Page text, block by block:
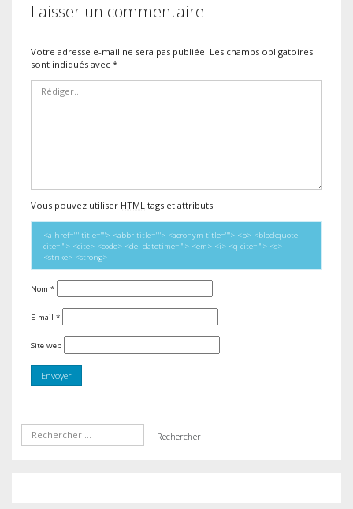
Laisser un commentaire
Votre adresse e-mail ne sera pas publiée. Les champs obligatoires
sont indiqués avec *
Vous pouvez utiliser HTML tags et attributs:
<a href="" title=""> <abbr title=""> <acronym title=""> <b> <blockquote
cite=""> <cite> <code> <del datetime=""> <em> <i> <q cite=""> <s>
<strike> <strong>
Nom *
E-mail *
Site web